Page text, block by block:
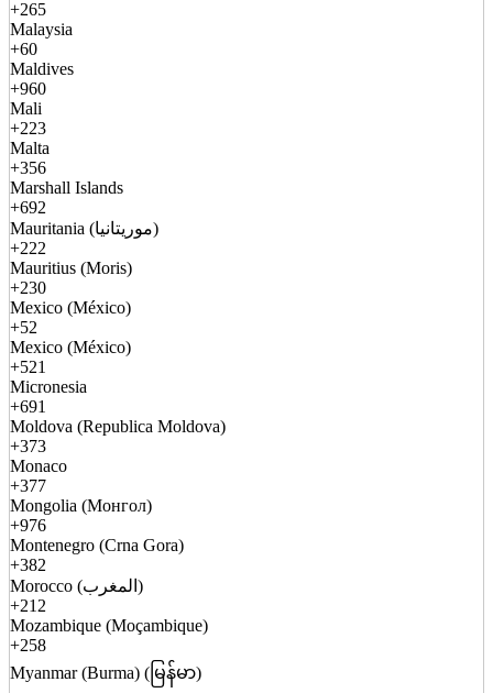
+265
Malaysia
+60
Maldives
+960
Mali
+223
Malta
+356
Marshall Islands
+692
Mauritania (موريتانيا)
+222
Mauritius (Moris)
+230
Mexico (México)
+52
Mexico (México)
+521
Micronesia
+691
Moldova (Republica Moldova)
+373
Monaco
+377
Mongolia (Монгол)
+976
Montenegro (Crna Gora)
+382
Morocco (المغرب)
+212
Mozambique (Moçambique)
+258
Myanmar (Burma) (မြန်မာ)